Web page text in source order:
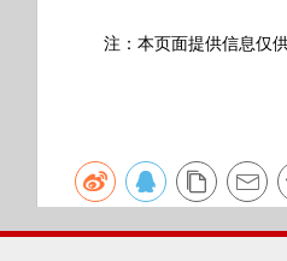
注：本页面提供信息仅